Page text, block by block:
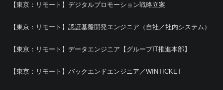
【東京：リモート】デジタルプロモーション戦略立案
【東京：リモート】認証基盤開発エンジニア（自社／社内システム）
【東京：リモート】データエンジニア【グループIT推進本部】
【東京：リモート】バックエンドエンジニア／WINTICKET